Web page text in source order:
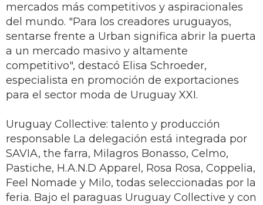
mercados más competitivos y aspiracionales
del mundo. "Para los creadores uruguayos,
sentarse frente a Urban significa abrir la puerta
a un mercado masivo y altamente
competitivo", destacó Elisa Schroeder,
especialista en promoción de exportaciones
para el sector moda de Uruguay XXI.
Uruguay Collective: talento y producción
responsable La delegación está integrada por
SAVIA, the farra, Milagros Bonasso, Celmo,
Pastiche, H.A.N.D Apparel, Rosa Rosa, Coppelia,
Feel Nomade y Milo, todas seleccionadas por la
feria. Bajo el paraguas Uruguay Collective y con